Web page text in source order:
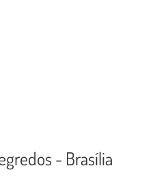
- Brasília